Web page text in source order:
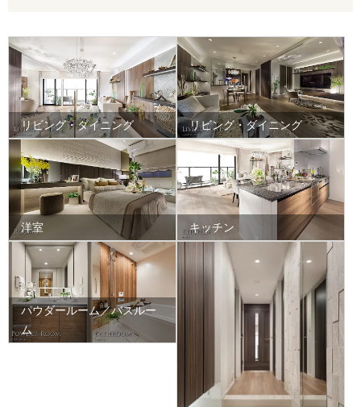
リビング・ダイニング リビング・ダイニング
洋室 キッチン
パウダールーム／バスルー
ム